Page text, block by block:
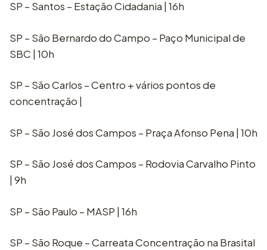
SP – Santos – Estação Cidadania | 16h
SP – São Bernardo do Campo – Paço Municipal de
SBC | 10h
SP – São Carlos – Centro + vários pontos de
concentração |
SP – São José dos Campos – Praça Afonso Pena | 10h
SP – São José dos Campos – Rodovia Carvalho Pinto
| 9h
SP – São Paulo – MASP | 16h
SP – São Roque – Carreata Concentração na Brasital